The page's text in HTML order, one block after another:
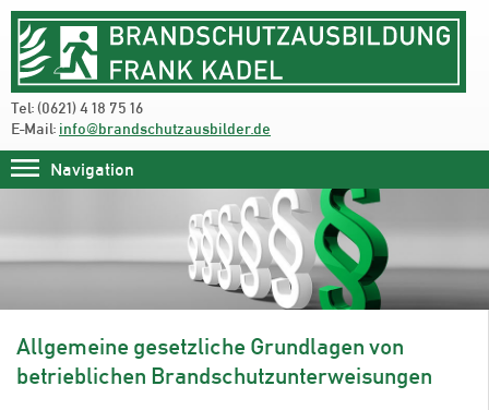
Tel: (0621) 4 18 75 16
E-Mail: info@brandschutzausbilder.de
Navigation
Allgemeine gesetzliche Grundlagen von
betrieblichen Brandschutzunterweisungen